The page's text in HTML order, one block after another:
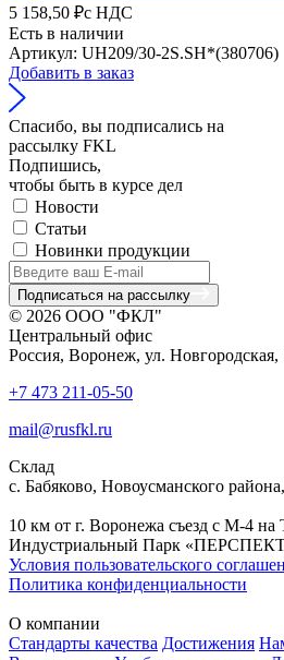
5 158,50 ₽с НДС
Есть в наличии
Артикул: UH209/30-2S.SH*(380706)
Добавить в заказ
Спасибо, вы подписались на
рассылку FKL
Подпишись,
чтобы быть в курсе дел
Новости
Статьи
Новинки продукции
Подписаться на рассылку
© 2026 ООО "ФКЛ"
Центральный офис
Россия, Воронеж, ул. Новгородская,
+7 473 211-05-50
mail@rusfkl.ru
Склад
с. Бабяково, Новоусманского
10 км от г. Воронежа съезд с М-4
Индустриальный Парк
Условия пользовательского
Политика конфиденциальности
О компании
Стандарты качества Достижения